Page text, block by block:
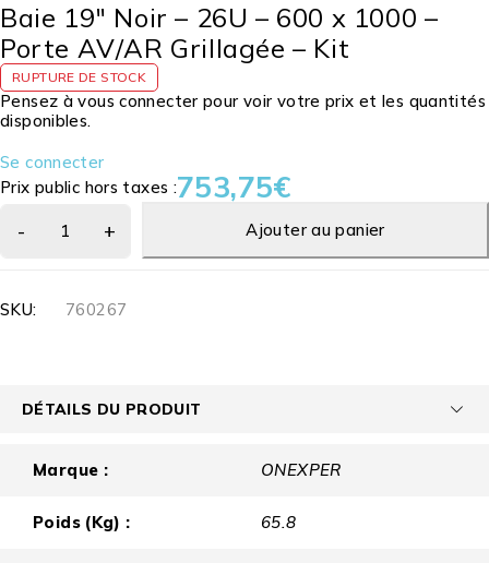
Baie 19″ Noir – 26U – 600 x 1000 –
Porte AV/AR Grillagée – Kit
RUPTURE DE STOCK
Pensez à vous connecter pour voir votre prix et les quantités
disponibles.
Se connecter
Prix public hors taxes :753,75€
Ajouter au panier
SKU: 760267
DÉTAILS DU PRODUIT
Marque : ONEXPER
Poids (Kg) : 65.8